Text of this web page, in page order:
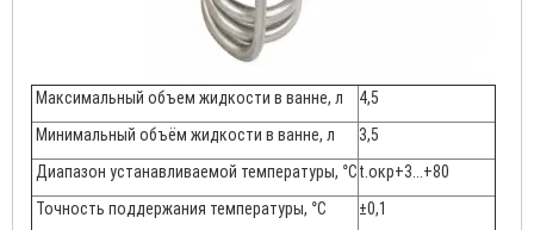
Максимальный объем жидкости в ванне, л
4,5
Минимальный объём жидкости в ванне, л
3,5
Диапазон устанавливаемой температуры, °Сt.окр+3…+80
Точность поддержания температуры, °С
±0,1